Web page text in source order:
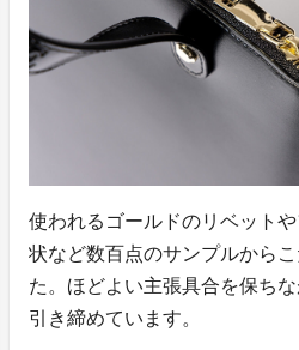
使われるゴールドのリベット
状など数百点のサンプルから
た。ほどよい主張具合を保ち
引き締めています。